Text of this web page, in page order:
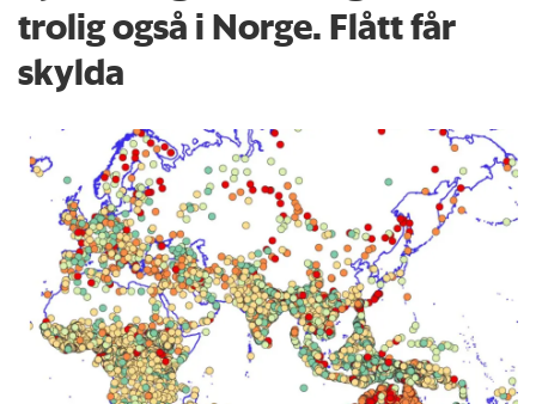
trolig også i Norge. Flått får
skylda